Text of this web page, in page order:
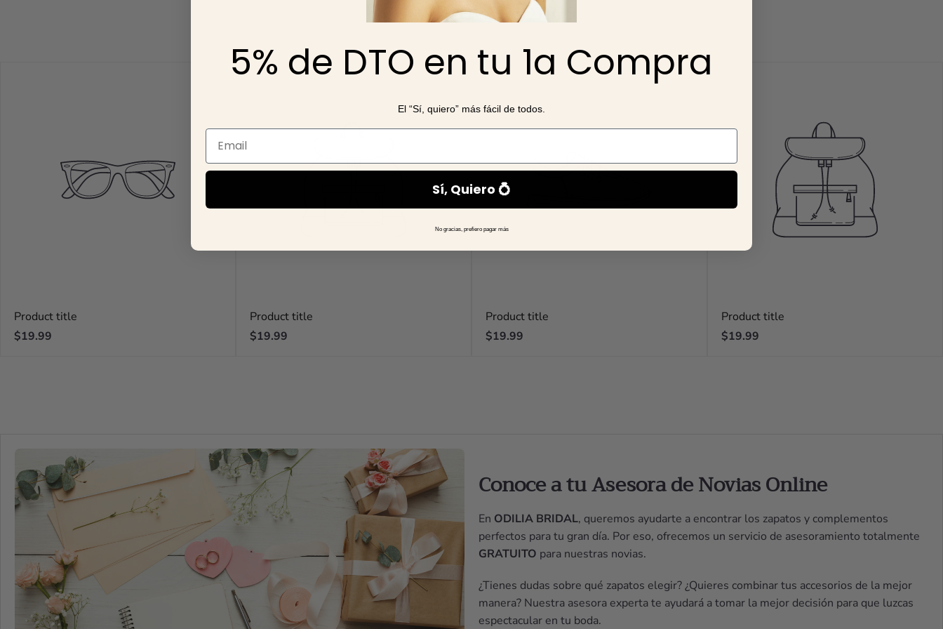
fraudulentas y cancelamos el pedido.
Recomendaciones
Product title
Regular
$19.99
Product title
Regular
$19.99
Product title
Regular
$19.99
Product title
Regular
$19.99
Conoce a tu Asesora de Novias Online
En ODILIA BRIDAL, queremos ayudarte a encontrar los zapatos y complementos
perfectos para tu gran día. Por eso, ofrecemos un servicio de asesoramiento totalmente
GRATUITO para nuestras novias.
¿Tienes dudas sobre qué zapatos elegir? ¿Quieres combinar tus accesorios de la mejor
manera? Nuestra asesora experta te ayudará a tomar la mejor decisión para que luzcas
espectacular en tu boda.
5% de DTO en tu 1a Compra
El “Sí, quiero” más fácil de todos.
Email
Sí, Quiero 💍
No gracias, prefiero pagar más